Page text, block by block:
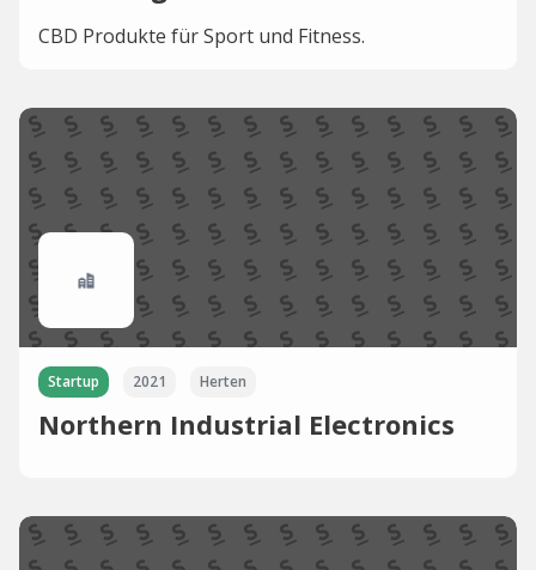
CBD Produkte für Sport und Fitness.
Startup 2021 Herten
Northern Industrial Electronics